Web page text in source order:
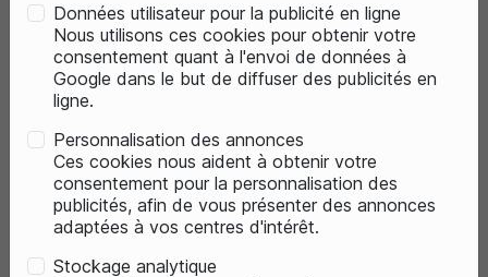
Données utilisateur pour la publicité en ligne
Nous utilisons ces cookies pour obtenir votre
consentement quant à l'envoi de données à
Google dans le but de diffuser des publicités en
ligne.
Personnalisation des annonces
Ces cookies nous aident à obtenir votre
consentement pour la personnalisation des
publicités, afin de vous présenter des annonces
adaptées à vos centres d'intérêt.
Stockage analytique
Previous